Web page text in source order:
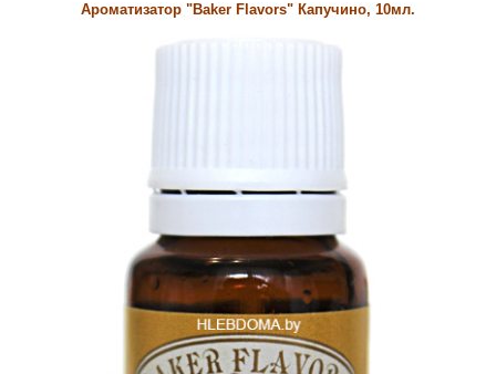
Ароматизатор "Baker Flavors" Капучино, 10мл.